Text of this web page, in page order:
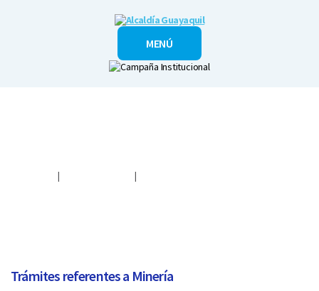
Alcaldía
GuayaquilMENÚ
| |
Trámites referentes a Minería